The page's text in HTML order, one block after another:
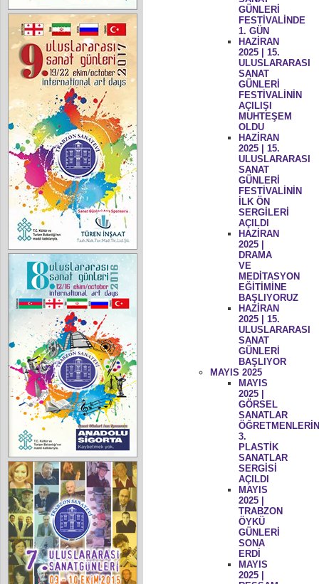
GÜNLERİ
FESTİVALİNDE
1. GÜN
HAZİRAN
2025 | 15.
ULUSLARARASI
SANAT
GÜNLERİ
FESTİVALİNİN
AÇILIŞI
MUHTEŞEM
OLDU
HAZİRAN
2025 | 15.
ULUSLARARASI
SANAT
GÜNLERİ
FESTİVALİNİN
İLK ÖN
SERGİLERİ
AÇILDI
HAZİRAN
2025 |
DRAMA
VE
MEDİTASYON
EĞİTİMİNE
BAŞLIYORUZ
HAZİRAN
2025 | 15.
ULUSLARARASI
SANAT
GÜNLERİ
BAŞLIYOR
MAYIS 2025
MAYIS
2025 |
GÖRSEL
SANATLAR
3.
PLASTİK
SANATLAR
SERGİSİ
AÇILDI
MAYIS
2025 |
TRABZON
ÖYKÜ
GÜNLERİ
SONA
ERDİ
MAYIS
2025 |